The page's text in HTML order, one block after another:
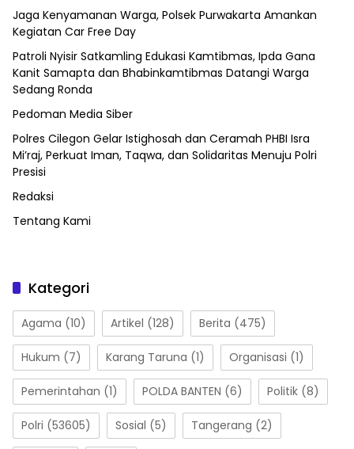
Jaga Kenyamanan Warga, Polsek Purwakarta Amankan
Kegiatan Car Free Day
Patroli Nyisir Satkamling Edukasi Kamtibmas, Ipda Gana
Kanit Samapta dan Bhabinkamtibmas Datangi Warga
Sedang Ronda
Pedoman Media Siber
Polres Cilegon Gelar Istighosah dan Ceramah PHBI Isra
Mi’raj, Perkuat Iman, Taqwa, dan Solidaritas Menuju Polri
Presisi
Redaksi
Tentang Kami
Kategori
Agama (10) Artikel (128) Berita (475)
Hukum (7) Karang Taruna (1) Organisasi (1)
Pemerintahan (1) POLDA BANTEN (6) Politik (8)
Polri (53605) Sosial (5) Tangerang (2)